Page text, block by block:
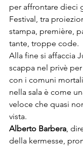
per affrontare dieci
Festival, tra
stampa, première ,
tante, troppe code.
Alla fine si affaccia
scappa nel privè
con i comuni
nella sala è come
veloce che quasi
Alberto Barbera ,
della kermesse,